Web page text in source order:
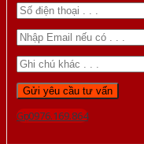
Gọi 0976.169.864